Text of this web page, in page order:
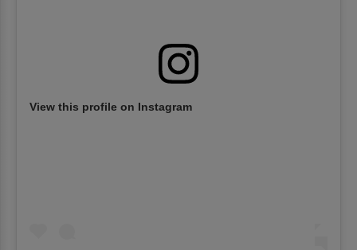
View this profile on Instagram